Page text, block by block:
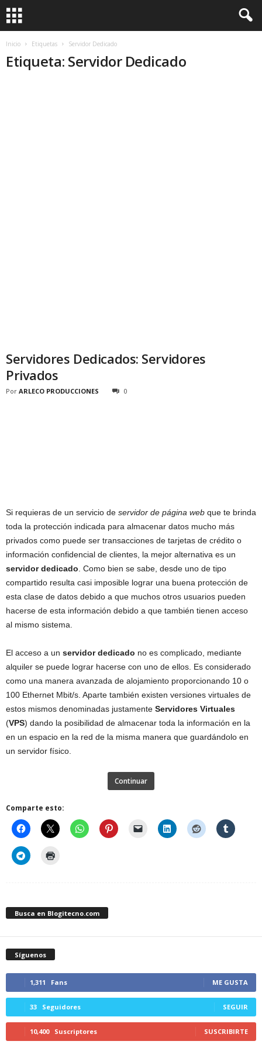
Inicio Etiquetas Servidor Dedicado
Etiqueta: Servidor Dedicado
Servidores Dedicados: Servidores
Privados
Por ARLECO PRODUCCIONES 0
Si requieras de un servicio de servidor de página web que te brinda
toda la protección indicada para almacenar datos mucho más
privados como puede ser transacciones de tarjetas de crédito o
información confidencial de clientes, la mejor alternativa es un
servidor dedicado . Como bien se sabe, desde uno de tipo
compartido resulta casi imposible lograr una buena protección de
esta clase de datos debido a que muchos otros usuarios pueden
hacerse de esta información debido a que también tienen acceso
al mismo sistema.
El acceso a un servidor dedicado no es complicado, mediante
alquiler se puede lograr hacerse con uno de ellos. Es considerado
como una manera avanzada de alojamiento proporcionando 10 o
100 Ethernet Mbit/s. Aparte también existen versiones virtuales de
estos mismos denominadas justamente Servidores Virtuales
(VPS) dando la posibilidad de almacenar toda la información en la
en un espacio en la red de la misma manera que guardándolo en
un servidor físico.
Continuar
Comparte esto:
Busca en Blogitecno.com
Síguenos
1,311 Fans ME GUSTA
33 Seguidores SEGUIR
10,400 Suscriptores SUSCRIBIRTE